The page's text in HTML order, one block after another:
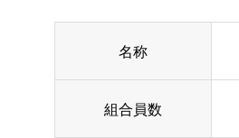
名称
組合員数